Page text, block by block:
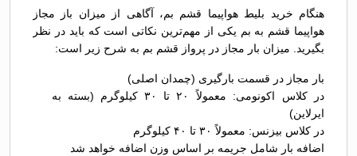
هنگام خرید بلیط هواپیما قشم بم، آگاهی از میزان باز مجاز
هواپیما قشم به بم یکی از مهم‌ترین نکاتی است که باید در نظر
بگیرید. میزان بار مجاز در پرواز قشم بم به شرح زیر است:
بار مجاز در قسمت بارگیری (چمدان اصلی)
در کلاس اکونومی: معمولاً ۲۰ تا ۳۰ کیلوگرم (بسته به
ایرلاین)
در کلاس بیزنس: معمولاً ۳۰ تا ۴۰ کیلوگرم
اضافه بار شامل جریمه بر اساس وزن اضافه خواهد شد